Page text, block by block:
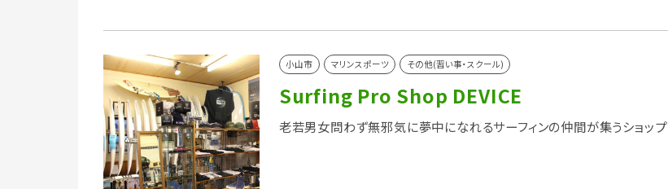
小山市 マリンスポーツ その他(習い事・スクール)
Surfing Pro Shop DEVICE
老若男女問わず無邪気に夢中になれるサーフィンの仲間が集うショップ